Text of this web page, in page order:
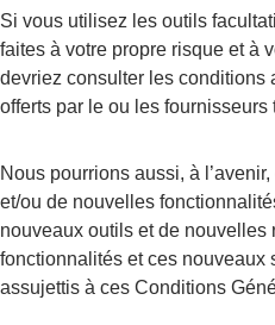
Si vous utilisez les outils
faites à votre propre risque et à
devriez consulter les conditions
offerts par le ou les fournisseurs
Nous pourrions aussi, à
et/ou de nouvelles
nouveaux outils et de
fonctionnalités et ces nouveaux
assujettis à ces Conditions